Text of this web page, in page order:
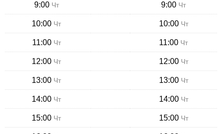
9:00 Чт 9:00 Чт
10:00 Чт 10:00 Чт
11:00 Чт 11:00 Чт
12:00 Чт 12:00 Чт
13:00 Чт 13:00 Чт
14:00 Чт 14:00 Чт
15:00 Чт 15:00 Чт